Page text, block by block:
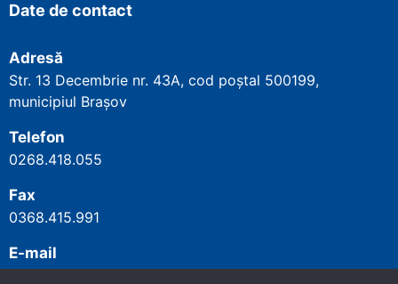
Date de contact
Adresă
Str. 13 Decembrie nr. 43A, cod poștal 500199,
municipiul Brașov
Telefon
0268.418.055
Fax
0368.415.991
E-mail